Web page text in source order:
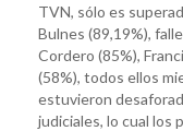
TVN, sólo es
Bulnes (89,19%),
Cordero (85%),
(58%), todos ellos
estuvieron
judiciales, lo cual los